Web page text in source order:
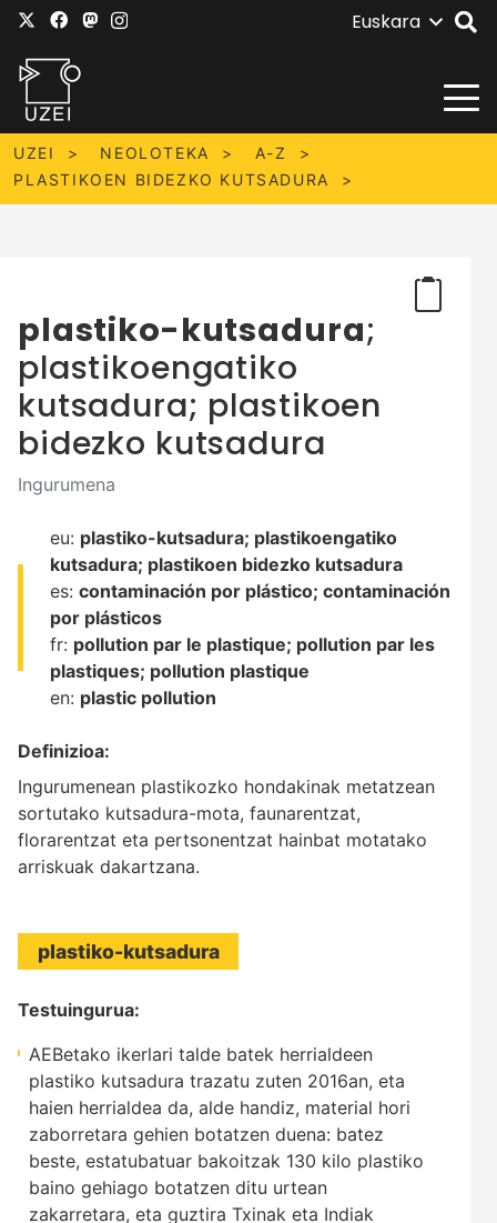
Euskara
UZEI NEOLOTEKA
A-Z
PLASTIKOEN BIDEZKO KUTSADURA
plastiko-kutsadura;
plastikoengatiko
kutsadura; plastikoen
bidezko kutsadura
Ingurumena
eu: plastiko-kutsadura; plastikoengatiko
kutsadura; plastikoen bidezko kutsadura
es: contaminación por plástico; contaminación
por plásticos
fr: pollution par le plastique; pollution par les
plastiques; pollution plastique
en: plastic pollution
Definizioa:
Ingurumenean plastikozko hondakinak metatzean
sortutako kutsadura-mota, faunarentzat,
florarentzat eta pertsonentzat hainbat motatako
arriskuak dakartzana.
plastiko-kutsadura
Testuingurua:
AEBetako ikerlari talde batek herrialdeen
plastiko kutsadura trazatu zuten 2016an, eta
haien herrialdea da, alde handiz, material hori
zaborretara gehien botatzen duena: batez
beste, estatubatuar bakoitzak 130 kilo plastiko
baino gehiago botatzen ditu urtean
zakarretara, eta guztira Txinak eta Indiak